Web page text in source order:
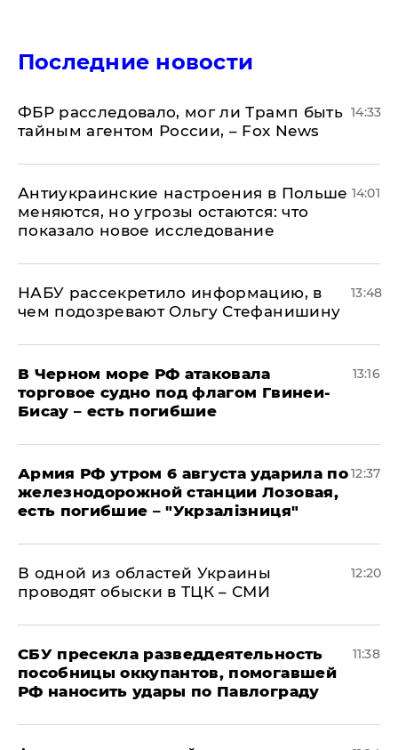
Последние новости
ФБР расследовало, мог ли Трамп быть
тайным агентом России, – Fox News
14:33
Антиукраинские настроения в Польше
меняются, но угрозы остаются: что
показало новое исследование
14:01
НАБУ рассекретило информацию, в
чем подозревают Ольгу Стефанишину
13:48
В Черном море РФ атаковала
торговое судно под флагом Гвинеи-
Бисау – есть погибшие
13:16
Армия РФ утром 6 августа ударила по
железнодорожной станции Лозовая,
есть погибшие – "Укрзалізниця"
12:37
В одной из областей Украины
проводят обыски в ТЦК – СМИ
12:20
СБУ пресекла разведдеятельность
пособницы оккупантов, помогавшей
РФ наносить удары по Павлограду
11:38